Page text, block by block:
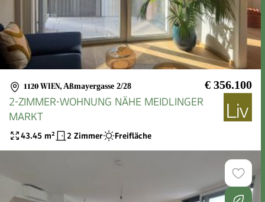
1120 WIEN, Aßmayergasse 2/28 € 356.100
2-ZIMMER-WOHNUNG NÄHE MEIDLINGER
MARKT
43.45 m² 2 Zimmer Freifläche